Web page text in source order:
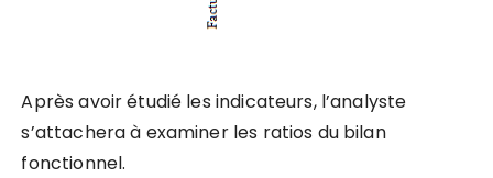
Après avoir étudié les indicateurs, l’analyste
s’attachera à examiner les ratios du bilan
fonctionnel.